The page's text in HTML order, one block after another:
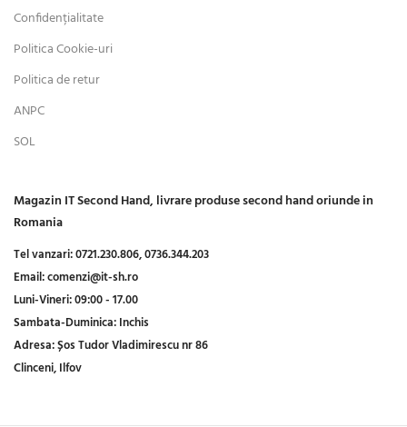
Confidențialitate
Politica Cookie-uri
Politica de retur
ANPC
SOL
Magazin IT Second Hand, livrare produse second hand oriunde in
Romania
Tel vanzari:0721.230.806,0736.344.203
Email:comenzi@it-sh.ro
Luni-Vineri:09:00 - 17.00
Sambata-Duminica:Inchis
Adresa:Șos Tudor Vladimirescu nr 86
Clinceni, Ilfov